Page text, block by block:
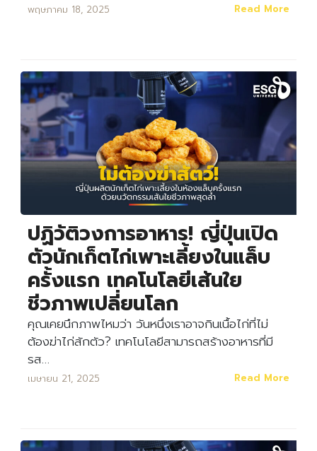
พฤษภาคม 18, 2025 Read More
ปฏิวัติวงการอาหาร! ญี่ปุ่นเปิด
ตัวนักเก็ตไก่เพาะเลี้ยงในแล็บ
ครั้งแรก เทคโนโลยีเส้นใย
ชีวภาพเปลี่ยนโลก
คุณเคยนึกภาพไหมว่า วันหนึ่งเราอาจกินเนื้อไก่ที่ไม่
ต้องฆ่าไก่สักตัว? เทคโนโลยีสามารถสร้างอาหารที่มี
รส…
เมษายน 21, 2025 Read More